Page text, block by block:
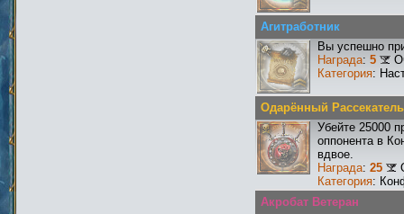
Агитработник
Вы успешно
Награда: 5
Категория:
Одарённый Рассекатель
Убейте 25000
оппонента в
вдвое.
Награда: 25
Категория:
Акробат Ветеран